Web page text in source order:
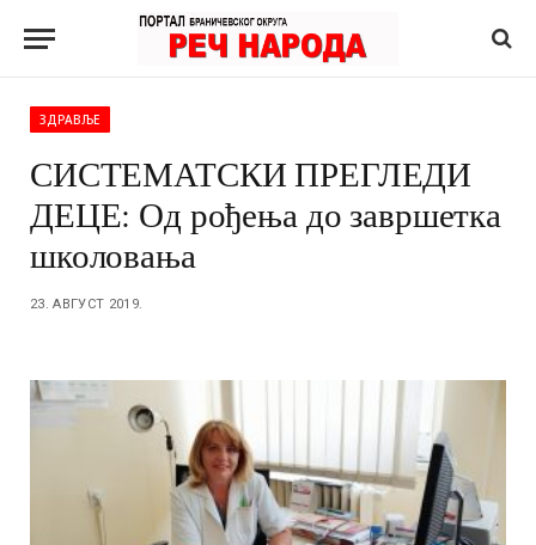
ЗДРАВЉЕ
СИСТЕМАТСКИ ПРЕГЛЕДИ
ДЕЦЕ: Од рођења до завршетка
школовања
23. АВГУСТ 2019.